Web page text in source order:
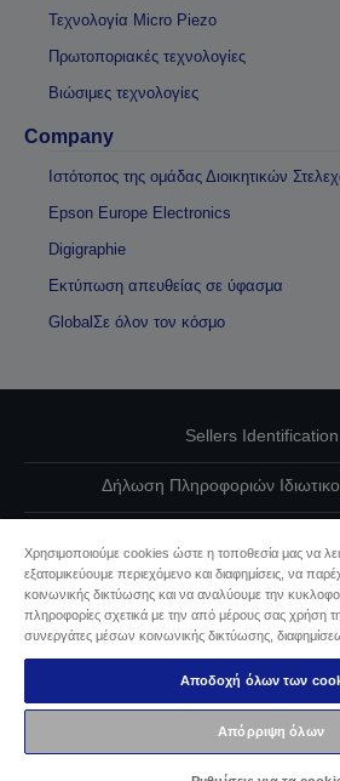
Τεχνολογία Micro Piezo
Πρωτοποριακές τεχνολογίες
Βιώσιμες τεχνολογίες
Company
Ιστότοπος της ομάδας Διοικητικών
Epson Europe Electronics
Digigraphie
Εκτύπωση απευθείας σε ύφασμα
GlobalΣε όλον τον κόσμο
Sellers Identification
Δήλωση Πληροφοριών
Επικοινωνήστε μαζί μας για
Πληροφορίες σχετικά με
Δέσμευση της Epson για
Πνευματικά δικαιώματα ©
Χρησιμοποιούμε cookies ώστε η τοποθεσία μας να
εξατομικεύουμε περιεχόμενο και διαφημίσεις, να
κοινωνικής δικτύωσης και να αναλύουμε την
πληροφορίες σχετικά με την από μέρους σας χρήση
συνεργάτες μέσων κοινωνικής δικτύωσης,
Αποδοχή όλων των
Απόρριψη όλων